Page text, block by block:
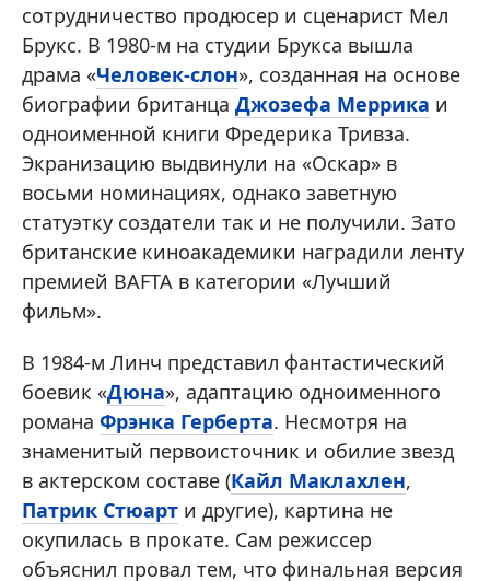
сотрудничество продюсер и сценарист Мел
Брукс. В 1980-м на студии Брукса вышла
драма «Человек-слон», созданная на основе
биографии британца Джозефа Меррика и
одноименной книги Фредерика Тривза.
Экранизацию выдвинули на «Оскар» в
восьми номинациях, однако заветную
статуэтку создатели так и не получили. Зато
британские киноакадемики наградили ленту
премией BAFTA в категории «Лучший
фильм».
В 1984-м Линч представил фантастический
боевик «Дюна», адаптацию одноименного
романа Фрэнка Герберта. Несмотря на
знаменитый первоисточник и обилие звезд
в актерском составе (Кайл Маклахлен,
Патрик Стюарт и другие), картина не
окупилась в прокате. Сам режиссер
объяснил провал тем, что финальная версия